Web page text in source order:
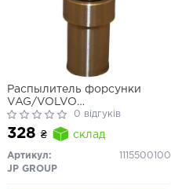
Распылитель форсунки
VAG/VOLVO
80/100/740/760 78- 2.0/2.4
0 відгуків
328 ₴ склад
Артикул:
1115500100
JP GROUP